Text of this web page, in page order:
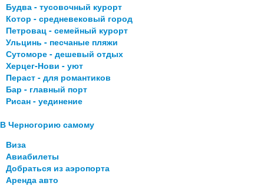
Будва - тусовочный курорт
Котор - средневековый город
Петровац - семейный курорт
Ульцинь - песчаные пляжи
Сутоморе - дешевый отдых
Херцег-Нови - уют
Пераст - для романтиков
Бар - главный порт
Рисан - уединение
В Черногорию самому
Виза
Авиабилеты
Добраться из аэропорта
Аренда авто